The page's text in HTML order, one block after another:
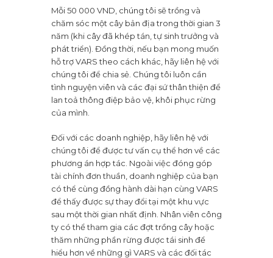
Mỗi 50 000 VND, chúng tôi sẽ trồng và
chăm sóc một cây bản địa trong thời gian 3
năm (khi cây đã khép tán, tự sinh trưởng và
phát triển). Đồng thời, nếu bạn mong muốn
hỗ trợ VARS theo cách khác, hãy liên hệ với
chúng tôi để chia sẻ. Chúng tôi luôn cần
tình nguyện viên và các đại sứ thân thiện để
lan toả thông điệp bảo vệ, khôi phục rừng
của mình.
Đối với các doanh nghiệp, hãy liên hệ với
chúng tôi để được tư vấn cụ thể hơn về các
phương án hợp tác. Ngoài việc đóng góp
tài chính đơn thuần, doanh nghiệp của bạn
có thể cùng đồng hành dài hạn cùng VARS
để thấy được sự thay đổi tại một khu vực
sau một thời gian nhất định. Nhân viên công
ty có thể tham gia các đợt trồng cây hoặc
thăm những phần rừng được tái sinh để
hiểu hơn về những gì VARS và các đối tác